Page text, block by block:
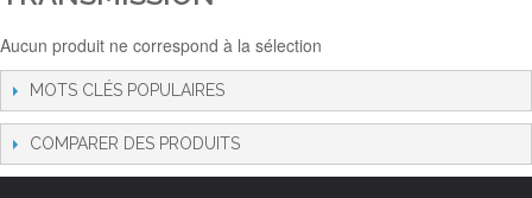
Aucun produit ne correspond à la sélection
MOTS CLÉS POPULAIRES
COMPARER DES PRODUITS